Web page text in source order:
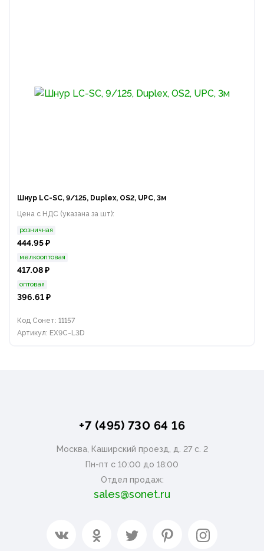
Шнур LC-SC, 9/125, Duplex, OS2, UPC, 3м
Цена с НДС (указана за шт):
розничная
444.95 ₽
мелкооптовая
417.08 ₽
оптовая
396.61 ₽
Код Сонет: 11157
Артикул: EX9C-L3D
+7 (495) 730 64 16
Москва, Каширский проезд, д. 27 с. 2
Пн-пт с 10:00 до 18:00
Отдел продаж:
sales@sonet.ru